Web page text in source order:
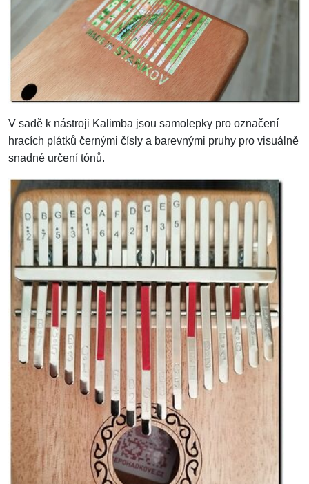
V sadě k nástroji Kalimba jsou samolepky pro označení
hracích plátků černými čísly a barevnými pruhy pro visuálně
snadné určení tónů.